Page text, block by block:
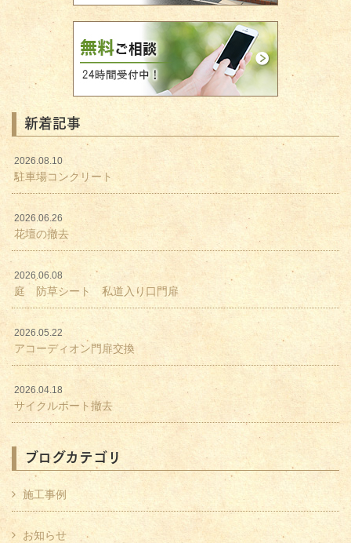
新着記事
2026.08.10
駐車場コンクリート
2026.06.26
花壇の撤去
2026.06.08
庭 防草シート 私道入り口門扉
2026.05.22
アコーディオン門扉交換
2026.04.18
サイクルポート撤去
ブログカテゴリ
施工事例
お知らせ